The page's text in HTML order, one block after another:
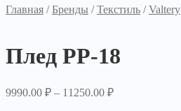
Главная /Бренды /Текстиль /Valtery
Плед PP-18
9990.00 ₽ – 11250.00 ₽